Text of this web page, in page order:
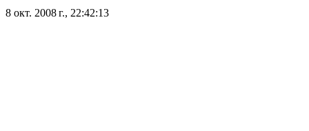
8 окт. 2008 г., 22:42:13